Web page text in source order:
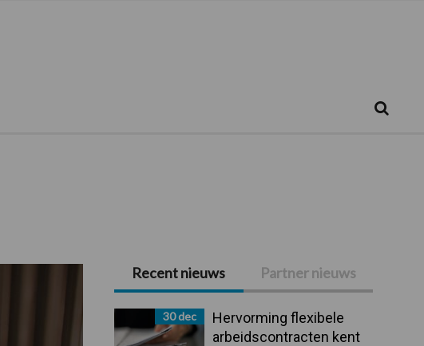
Primaire
Sidebar
Recent nieuws Partner nieuws
30 dec
Hervorming flexibele
arbeidscontracten kent